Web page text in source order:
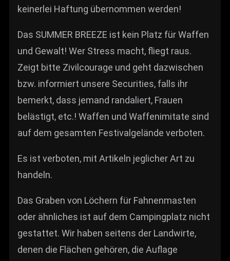
keinerlei Haftung übernommen werden!
Das SUMMER BREEZE ist kein Platz für Waffen
und Gewalt! Wer Stress macht, fliegt raus.
Zeigt bitte Zivilcourage und geht dazwischen
bzw. informiert unsere Securities, falls ihr
bemerkt, dass jemand randaliert, Frauen
belästigt, etc.! Waffen und Waffenimitate sind
auf dem gesamten Festivalgelände verboten.
Es ist verboten, mit Artikeln jeglicher Art zu
handeln.
Das Graben von Löchern für Fahnenmasten
oder ähnliches ist auf dem Campingplatz nicht
gestattet. Wir haben seitens der Landwirte,
denen die Flächen gehören, die Auflage